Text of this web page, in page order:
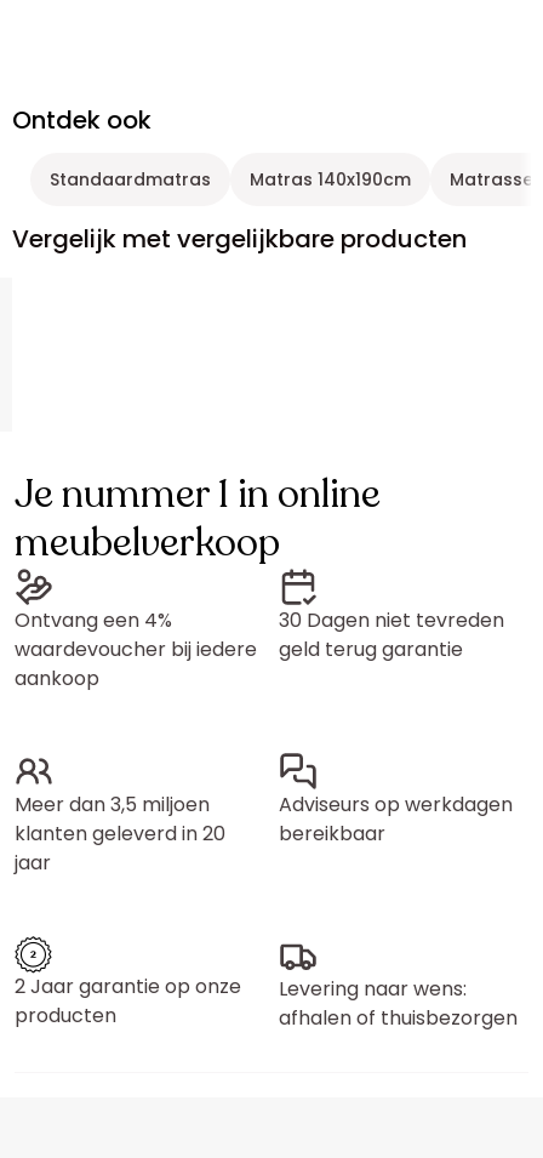
Ontdek ook
Standaardmatras Matras 140x190cm
Vergelijk met vergelijkbare producten
Je nummer 1 in online
meubelverkoop
Ontvang een 4%
waardevoucher bij iedere
aankoop
30 Dagen niet tevreden
geld terug garantie
Meer dan 3,5 miljoen
klanten geleverd in 20
jaar
Adviseurs op werkdagen
bereikbaar
2 Jaar garantie op onze
producten
Levering naar wens:
afhalen of thuisbezorgen